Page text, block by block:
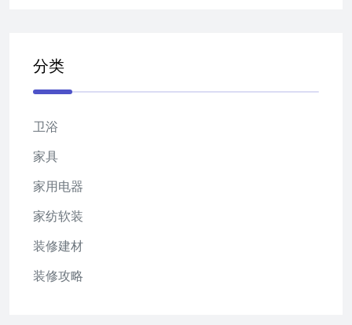
分类
卫浴
家具
家用电器
家纺软装
装修建材
装修攻略